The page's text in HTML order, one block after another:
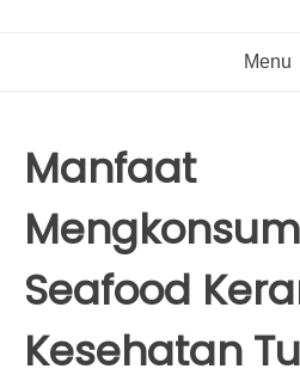
Menu
Manfaat
Seafood
Kesehatan